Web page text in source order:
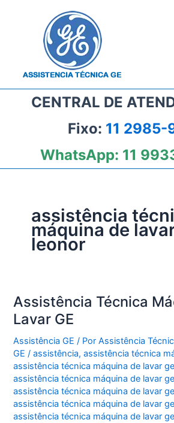
CENTRAL DE
Fixo: 11 2985-
WhatsApp: 11
assistência
máquina de
leonor
Assistência Técnica
Lavar GE
Assistência GE / PorAssistência
GE/assistência,assistência técnica
assistência técnica máquina de lavar
assistência técnica máquina de lavar
assistência técnica máquina de lavar
assistência técnica máquina de lavar
assistência técnica máquina de lavar